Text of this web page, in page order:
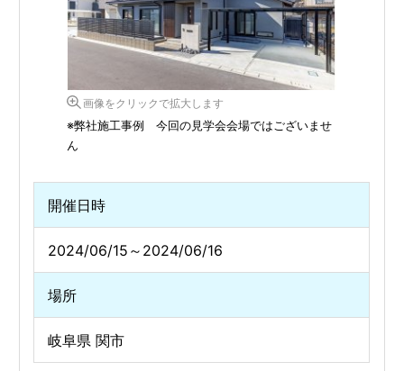
画像をクリックで拡大します
※弊社施工事例 今回の見学会会場ではございませ
ん
開催日時
2024/06/15～2024/06/16
場所
岐阜県 関市